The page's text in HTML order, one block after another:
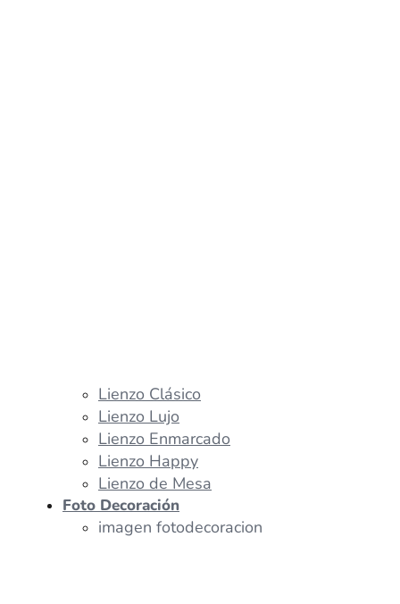
Lienzo Clásico
Lienzo Lujo
Lienzo Enmarcado
Lienzo Happy
Lienzo de Mesa
Foto Decoración
imagen fotodecoracion